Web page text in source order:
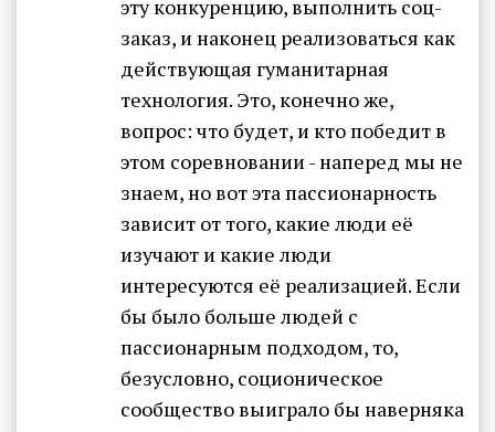
эту конкуренцию, выполнить соц-
заказ, и наконец реализоваться как
действующая гуманитарная
технология. Это, конечно же,
вопрос: что будет, и кто победит в
этом соревновании - наперед мы не
знаем, но вот эта пассионарность
зависит от того, какие люди её
изучают и какие люди
интересуются её реализацией. Если
бы было больше людей с
пассионарным подходом, то,
безусловно, соционическое
сообщество выиграло бы наверняка